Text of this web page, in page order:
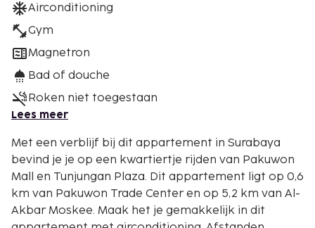
Airconditioning
Gym
Magnetron
Bad of douche
Roken niet toegestaan
Lees meer
Met een verblijf bij dit appartement in Surabaya
bevind je je op een kwartiertje rijden van Pakuwon
Mall en Tunjungan Plaza. Dit appartement ligt op 0,6
km van Pakuwon Trade Center en op 5,2 km van Al-
Akbar Moskee. Maak het je gemakkelijk in dit